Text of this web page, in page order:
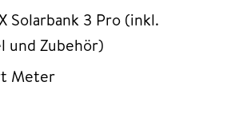
Solarbank 3 Pro (inkl.
und Zubehör)
Meter